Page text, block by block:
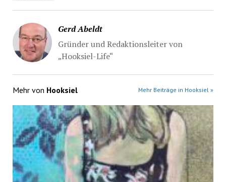
Gerd Abeldt
Gründer und Redaktionsleiter von
„Hooksiel-Life“
Mehr von Hooksiel Mehr Beiträge in Hooksiel »